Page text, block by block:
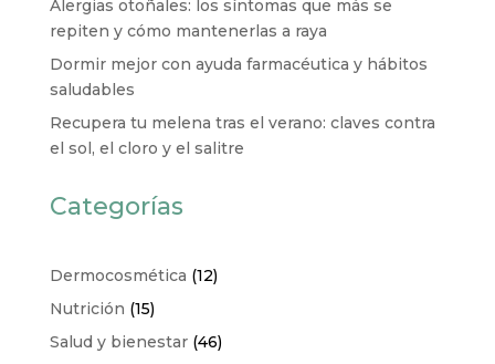
Alergias otoñales: los síntomas que más se
repiten y cómo mantenerlas a raya
Dormir mejor con ayuda farmacéutica y hábitos
saludables
Recupera tu melena tras el verano: claves contra
el sol, el cloro y el salitre
Categorías
Dermocosmética (12)
Nutrición (15)
Salud y bienestar(46)